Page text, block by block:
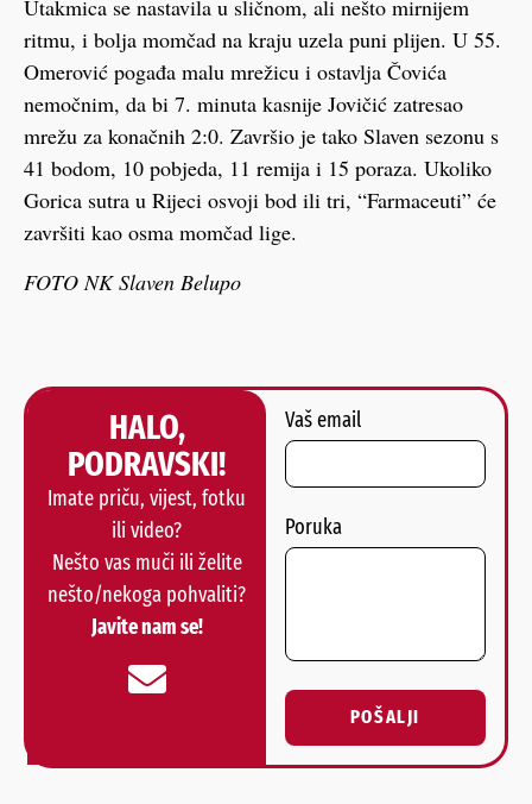
Utakmica se nastavila u sličnom, ali nešto mirnijem
ritmu, i bolja momčad na kraju uzela puni plijen. U 55.
Omerović pogađa malu mrežicu i ostavlja Čovića
nemočnim, da bi 7. minuta kasnije Jovičić zatresao
mrežu za konačnih 2:0. Završio je tako Slaven sezonu s
41 bodom, 10 pobjeda, 11 remija i 15 poraza. Ukoliko
Gorica sutra u Rijeci osvoji bod ili tri, “Farmaceuti” će
završiti kao osma momčad lige.
FOTO NK Slaven Belupo
HALO,
PODRAVSKI!
Imate priču, vijest, fotku
ili video?
Nešto vas muči ili želite
nešto/nekoga pohvaliti?
Javite nam se!
Vaš email
Poruka
POŠALJI
Alternative: